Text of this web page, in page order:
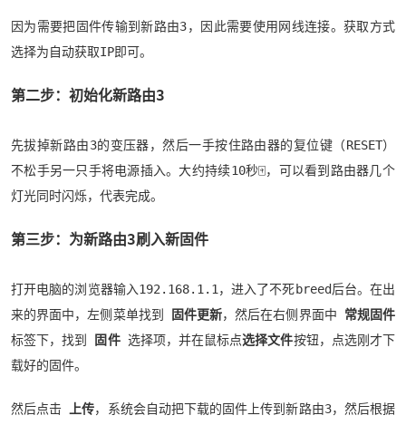
因为需要把固件传输到新路由3，因此需要使用网线连接。获取方式
选择为自动获取IP即可。
第二步：初始化新路由3
先拔掉新路由3的变压器，然后一手按住路由器的复位键（RESET）
不松手另一只手将电源插入。大约持续10秒🀄️，可以看到路由器几个
灯光同时闪烁，代表完成。
第三步：为新路由3刷入新固件
打开电脑的浏览器输入192.168.1.1，进入了不死breed后台。在出
来的界面中，左侧菜单找到
固件更新，然后在右侧界面中 常规固件
标签下，找到 固件选择项，并在鼠标点选择文件按钮，点选刚才下
载好的固件。
然后点击 上传，系统会自动把下载的固件上传到新路由3，然后根据